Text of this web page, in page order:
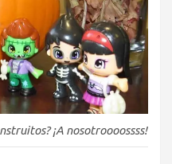
¡A nosotroooossss!